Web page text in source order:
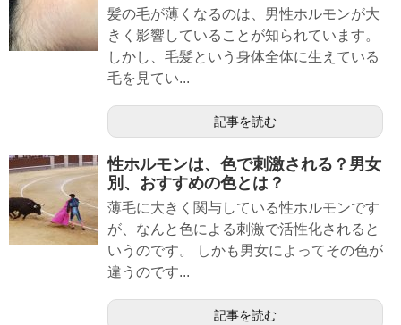
髪の毛が薄くなるのは、男性ホルモンが大
きく影響していることが知られています。
しかし、毛髪という身体全体に生えている
毛を見てい...
記事を読む
性ホルモンは、色で刺激される？男女
別、おすすめの色とは？
薄毛に大きく関与している性ホルモンです
が、なんと色による刺激で活性化されると
いうのです。 しかも男女によってその色が
違うのです...
記事を読む